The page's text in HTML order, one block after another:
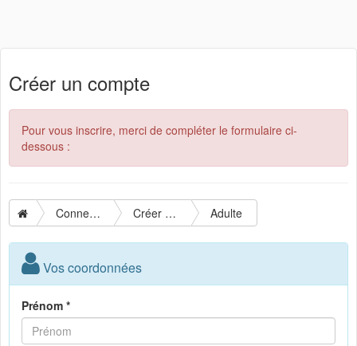
Créer un compte
Pour vous inscrire, merci de compléter le formulaire ci-
dessous :
Connexion Créer un compte Adulte
Vos coordonnées
Prénom *